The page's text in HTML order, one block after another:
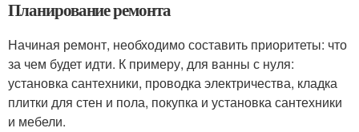
Планирование ремонта
Начиная ремонт, необходимо составить приоритеты: что
за чем будет идти. К примеру, для ванны с нуля:
установка сантехники, проводка электричества, кладка
плитки для стен и пола, покупка и установка сантехники
и мебели.